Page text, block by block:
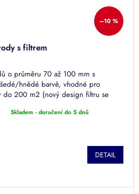
–10 %
s filtrem
o průměru 70 až 100 mm s
hnědé barvě, vhodné pro
do 200 m2 (nový design filtru se
Skladem - doručení do 5 dnů
DETAIL